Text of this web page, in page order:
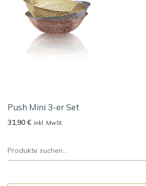
Push Mini 3-er Set
31,90 € inkl. MwSt.
Suche